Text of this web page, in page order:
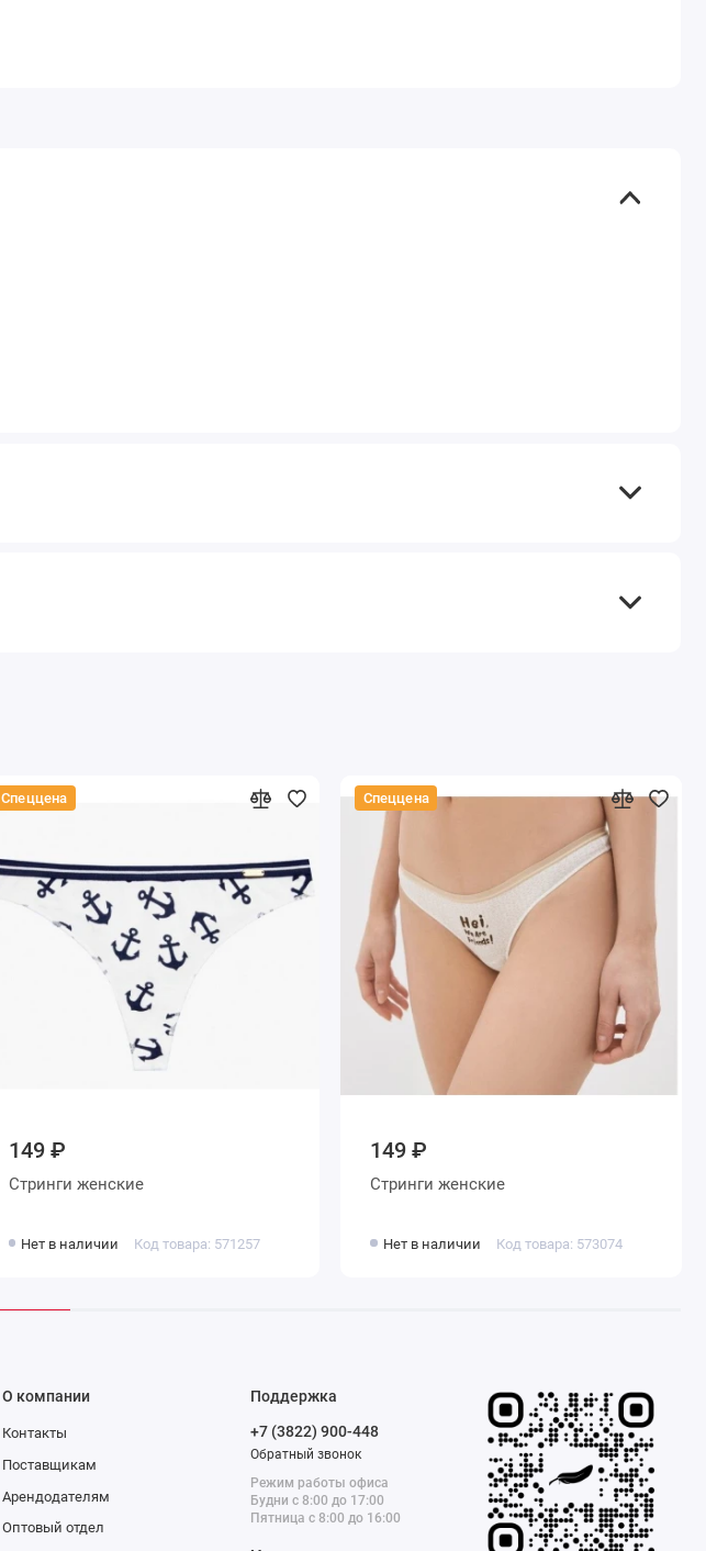
Спеццена
149 ₽
Стринги женские
Нет в наличии Код товара: 571257
Спеццена
149 ₽
Стринги женские
Нет в наличии Код товара: 573074
О компании
Контакты
Поставщикам
Арендодателям
Оптовый отдел
Поддержка
+7 (3822) 900-448
Обратный звонок
Режим работы офиса
Будни с 8:00 до 17:00
Пятница с 8:00 до 16:00